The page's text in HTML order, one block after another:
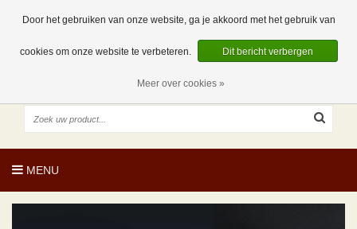
0 Artikelen
NL
EUR
MENU
Door het gebruiken van onze website, ga je akkoord met het gebruik van
cookies om onze website te verbeteren. Dit bericht verbergen
Meer over cookies »